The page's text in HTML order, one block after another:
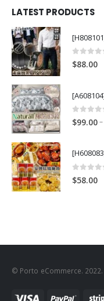
LATEST PRODUCTS
0 out
$88.00
0 out
$99.00–
0out
$58.00
© Porto eCommerce. 2022.